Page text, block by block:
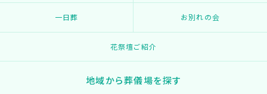
一日葬 お別れの会
花祭壇ご紹介
地域から葬儀場を探す